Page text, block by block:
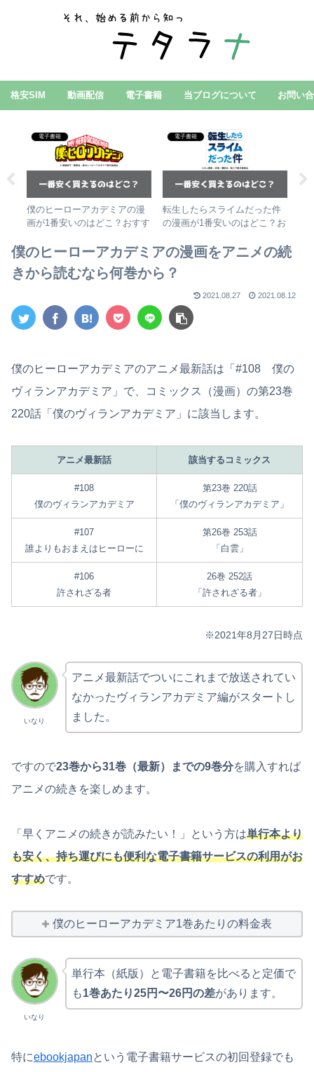
格安SIM 動画配信 電子書籍 当ブログについて お問い
電子書籍
僕のヒーローアカデミアの漫
画が1番安いのはどこ？おすす
電子書籍
転生したらスライムだった件
の漫画が1番安いのはどこ？お
僕のヒーローアカデミアの漫画をアニメの続
きから読むなら何巻から？
2021.08.27 2021.08.12
僕のヒーローアカデミアのアニメ最新話は「#108 僕の
ヴィランアカデミア」で、コミックス（漫画）の第23巻
220話「僕のヴィランアカデミア」に該当します。
アニメ最新話 該当するコミックス
#108
僕のヴィランアカデミア
第23巻 220話
「僕のヴィランアカデミア」
#107
誰よりもおまえはヒーローに
第26巻 253話
「白雲」
#106
許されざる者
26巻 252話
「許されざる者」
※2021年8月27日時点
いなり
アニメ最新話でついにこれまで放送されてい
なかったヴィランアカデミア編がスタートし
ました。
ですので23巻から31巻（最新）までの9巻分を購入すれば
アニメの続きを楽しめます。
「早くアニメの続きが読みたい！」という方は単行本より
も安く、持ち運びにも便利な電子書籍サービスの利用がお
すすめです。
僕のヒーローアカデミア1巻あたりの料金表
いなり
単行本（紙版）と電子書籍を比べると定価で
も1巻あたり25円〜26円の差があります。
特にebookjapanという電子書籍サービスの初回登録でも